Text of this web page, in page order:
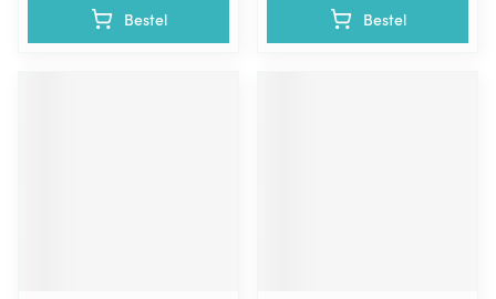
Bestel Bestel